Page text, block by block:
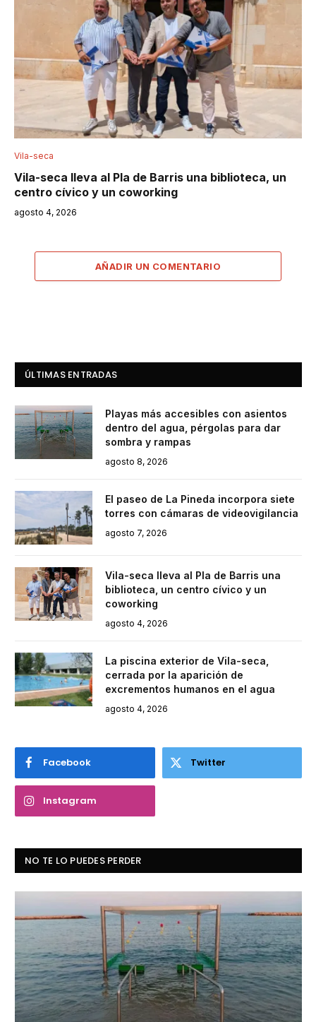
Vila-seca
Vila-seca lleva al Pla de Barris una biblioteca, un
centro cívico y un coworking
agosto 4, 2026
AÑADIR UN COMENTARIO
ÚLTIMAS ENTRADAS
Playas más accesibles con asientos
dentro del agua, pérgolas para dar
sombra y rampas
agosto 8, 2026
El paseo de La Pineda incorpora siete
torres con cámaras de videovigilancia
agosto 7, 2026
Vila-seca lleva al Pla de Barris una
biblioteca, un centro cívico y un
coworking
agosto 4, 2026
La piscina exterior de Vila-seca,
cerrada por la aparición de
excrementos humanos en el agua
agosto 4, 2026
Facebook Twitter
Instagram
NO TE LO PUEDES PERDER